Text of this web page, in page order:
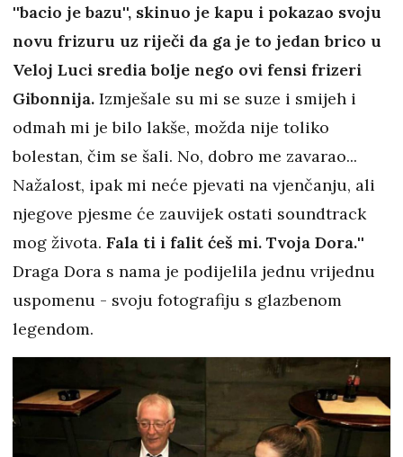
''bacio je bazu'', skinuo je kapu i pokazao svoju
novu frizuru uz riječi da ga je to jedan brico u
Veloj Luci sredia bolje nego ovi fensi frizeri
Gibonnija. Izmješale su mi se suze i smijeh i
odmah mi je bilo lakše, možda nije toliko
bolestan, čim se šali. No, dobro me zavarao...
Nažalost, ipak mi neće pjevati na vjenčanju, ali
njegove pjesme će zauvijek ostati soundtrack
mog života. Fala ti i falit ćeš mi. Tvoja Dora.''
Draga Dora s nama je podijelila jednu vrijednu
uspomenu - svoju fotografiju s glazbenom
legendom.